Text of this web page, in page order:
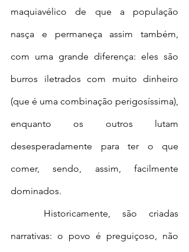
maquiavélico de que a população
nasça e permaneça assim também,
com uma grande diferença: eles são
burros iletrados com muito dinheiro
(que é uma combinação perigosíssima),
enquanto os outros lutam
desesperadamente para ter o que
comer, sendo, assim, facilmente
dominados.
narrativas: o povo é preguiçoso, não